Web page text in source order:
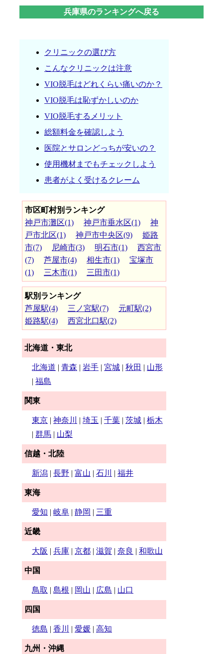
兵庫県のランキングへ戻る
クリニックの選び方
こんなクリニックは注意
VIO脱毛はどれくらい痛いのか？
VIO脱毛は恥ずかしいのか
VIO脱毛するメリット
総額料金を確認しよう
医院とサロンどっちが安いの？
使用機材までもチェックしよう
患者がよく受けるクレーム
市区町村別ランキング
神戸市灘区(1)
神戸市垂水区(1)
神
戸市北区(1)
神戸市中央区(9)
姫路
市(7)
尼崎市(3) 明石市(1)
西宮市
(7)
芦屋市(4) 相生市(1)
宝塚市
(1)
三木市(1) 三田市(1)
駅別ランキング
芦屋駅(4)
三ノ宮駅(7)
元町駅(2)
姫路駅(4)
西宮北口駅(2)
北海道・東北
北海道 | 青森 | 岩手 | 宮城 | 秋田 | 山形
| 福島
関東
東京 | 神奈川 | 埼玉 | 千葉 | 茨城 | 栃木
| 群馬 | 山梨
信越・北陸
新潟 | 長野 | 富山 | 石川 | 福井
東海
愛知 | 岐阜 | 静岡 | 三重
近畿
大阪 | 兵庫 | 京都 | 滋賀 | 奈良 | 和歌山
中国
鳥取 | 島根 | 岡山 | 広島 | 山口
四国
徳島 | 香川 | 愛媛 | 高知
九州・沖縄